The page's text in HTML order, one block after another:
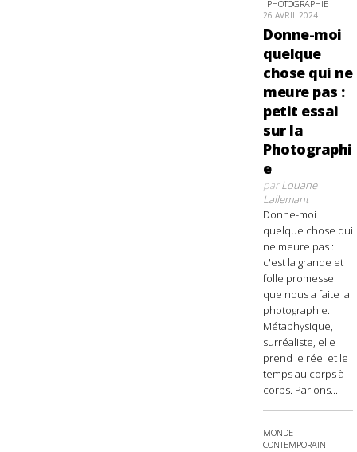
PHOTOGRAPHIE
26 AVRIL 2024
Donne-moi
quelque
chose qui ne
meure pas :
petit essai
sur la
Photographi
e
parLouane
Lallemant
Donne-moi
quelque chose qui
ne meure pas :
c'est la grande et
folle promesse
que nous a faite la
photographie.
Métaphysique,
surréaliste, elle
prend le réel et le
temps au corps à
corps. Parlons...
MONDE
CONTEMPORAIN